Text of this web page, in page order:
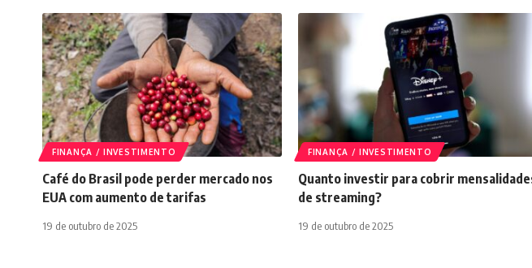
FINANÇA / INVESTIMENTO
Café do Brasil pode perder mercado nos
EUA com aumento de tarifas
19 de outubro de 2025
FINANÇA / INVESTIMENTO
Quanto investir para cobrir
de streaming?
19 de outubro de 2025